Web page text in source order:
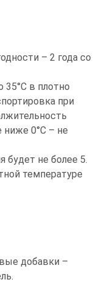
– 2 года со
35°С в плотно
при
ниже 0°С – не
будет не более 5.
температуре
добавки –